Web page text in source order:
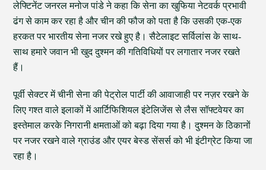
लेफ्टिनेंट जनरल मनोज पांडे ने कहा कि सेना का खुफिया नेटवर्क प्रभावी
ढंग से काम कर रहा है और चीन की फौज को पता है कि उसकी एक-एक
हरकत पर भारतीय सेना नजर रखे हुए है। सैटेलाइट सर्विलांस के साथ-
साथ हमारे जवान भी खुद दुश्मन की गतिविधियों पर लगातार नजर रखते
हैं।
पूर्वी सेक्टर में चीनी सेना की पेट्रोल पार्टी की आवाजाही पर नज़र रखने के
लिए गश्त वाले इलाकों में आर्टिफिशियल इंटेलिजेंस से लैस सॉफ्टवेयर का
इस्तेमाल करके निगरानी क्षमताओं को बढ़ा दिया गया है। दुश्मन के ठिकानों
पर नजर रखने वाले ग्राउंड और एयर बेस्ड सेंसर्स को भी इंटीग्रेट किया जा
रहा है।